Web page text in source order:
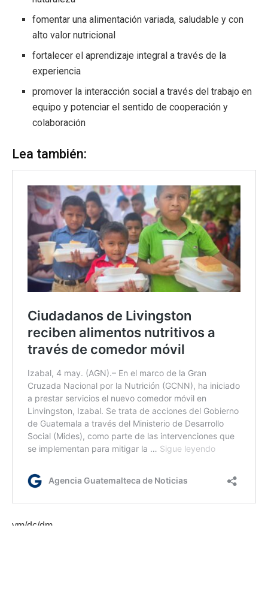
fomentar una alimentación variada, saludable y con
alto valor nutricional
fortalecer el aprendizaje integral a través de la
experiencia
promover la interacción social a través del trabajo en
equipo y potenciar el sentido de cooperación y
colaboración
Lea también:
ym/dc/dm